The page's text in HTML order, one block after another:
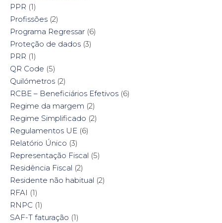
PPR (1)
Profissões (2)
Programa Regressar (6)
Proteção de dados (3)
PRR (1)
QR Code (5)
Quilómetros (2)
RCBE – Beneficiários Efetivos (6)
Regime da margem (2)
Regime Simplificado (2)
Regulamentos UE (6)
Relatório Único (3)
Representação Fiscal (5)
Residência Fiscal (2)
Residente não habitual (2)
RFAI (1)
RNPC (1)
SAF-T faturação (1)